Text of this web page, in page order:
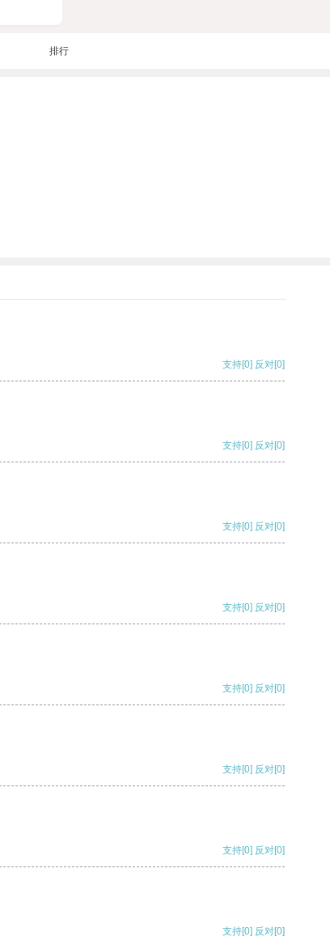
排行
支持[0] 反对[0]
支持[0] 反对[0]
支持[0] 反对[0]
支持[0] 反对[0]
支持[0] 反对[0]
支持[0] 反对[0]
支持[0] 反对[0]
支持[0] 反对[0]